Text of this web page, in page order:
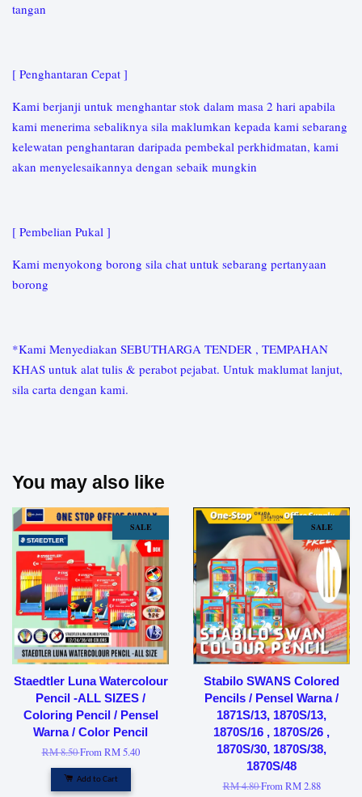
tangan
[ Penghantaran Cepat ]
Kami berjanji untuk menghantar stok dalam masa 2 hari apabila
kami menerima sebaliknya sila maklumkan kepada kami sebarang
kelewatan penghantaran daripada pembekal perkhidmatan, kami
akan menyelesaikannya dengan sebaik mungkin
[ Pembelian Pukal ]
Kami menyokong borong sila chat untuk sebarang pertanyaan
borong
*Kami Menyediakan SEBUTHARGA TENDER , TEMPAHAN
KHAS untuk alat tulis & perabot pejabat. Untuk maklumat lanjut,
sila carta dengan kami.
You may also like
SALE
Staedtler Luna Watercolour
Pencil -ALL SIZES /
Coloring Pencil / Pensel
Warna / Color Pencil
RM 8.50FromRM 5.40
Add to Cart
SALE
Stabilo SWANS Colored
Pencils / Pensel Warna /
1871S/13, 1870S/13,
1870S/16 , 1870S/26 ,
1870S/30, 1870S/38,
1870S/48
RM 4.80FromRM 2.88